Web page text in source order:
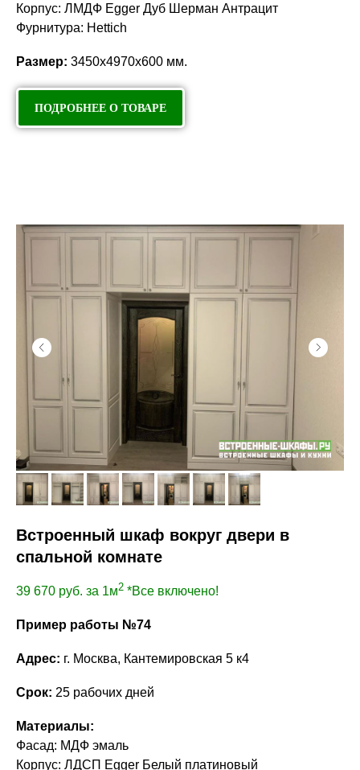
Корпус: ЛМДФ Egger Дуб Шерман Антрацит
Фурнитура: Hettich
Размер: 3450х4970х600 мм.
ПОДРОБНЕЕ О ТОВАРЕ
Встроенный шкаф вокруг двери в
спальной комнате
39 670 руб. за 1м2 *Все включено!
Пример работы №74
Адрес: г. Москва, Кантемировская 5 к4
Срок: 25 рабочих дней
Материалы:
Фасад: МДФ эмаль
Корпус: ЛДСП Egger Белый платиновый